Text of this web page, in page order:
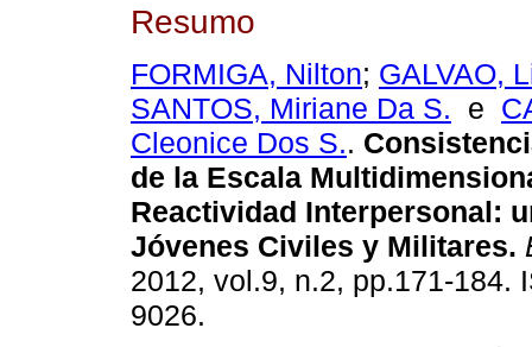
Resumo
FORMIGA, Nilton; GALVAO,
SANTOS, Miriane Da S. e
Cleonice Dos S..
de la Escala
Reactividad Interpersonal:
Jóvenes Civiles y Militares.
2012, vol.9, n.2, pp.171-184.
9026.